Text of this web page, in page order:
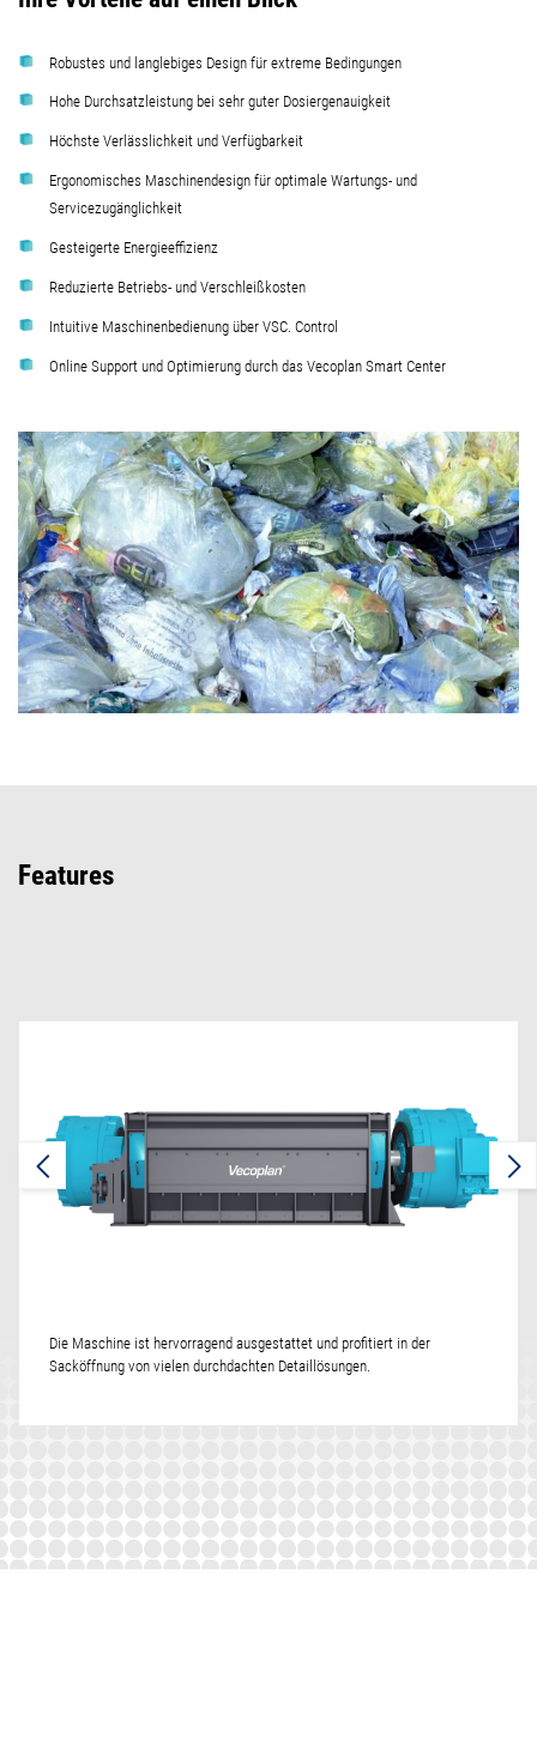
Robustes und langlebiges Design für extreme Bedingungen
Hohe Durchsatzleistung bei sehr guter Dosiergenauigkeit
Höchste Verlässlichkeit und Verfügbarkeit
Ergonomisches Maschinendesign für optimale Wartungs- und
Servicezugänglichkeit
Gesteigerte Energieeffizienz
Reduzierte Betriebs- und Verschleißkosten
Intuitive Maschinenbedienung über VSC. Control
Online Support und Optimierung durch das Vecoplan Smart Center
Features
Die Maschine ist hervorragend ausgestattet und profitiert in der
Sacköffnung von vielen durchdachten Detaillösungen.